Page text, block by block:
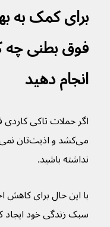
برای کمک به
انجام دهید
اگر حملات تاکی
نداشته باشید.
سبک زندگی خود ایجاد